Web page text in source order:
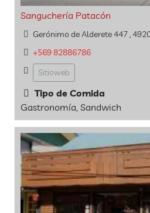
Sanguchería Patacón
Gerónimo de Alderete 447 ,
+569 82886786
Sitioweb
Tipo de Comida
Gastronomía, Sandwich